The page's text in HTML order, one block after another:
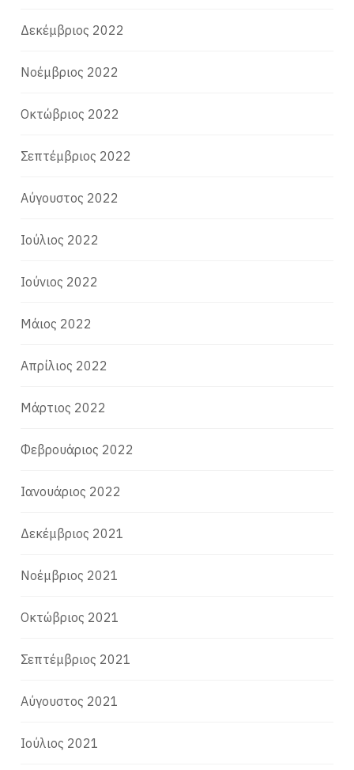
Δεκέμβριος 2022
Νοέμβριος 2022
Οκτώβριος 2022
Σεπτέμβριος 2022
Αύγουστος 2022
Ιούλιος 2022
Ιούνιος 2022
Μάιος 2022
Απρίλιος 2022
Μάρτιος 2022
Φεβρουάριος 2022
Ιανουάριος 2022
Δεκέμβριος 2021
Νοέμβριος 2021
Οκτώβριος 2021
Σεπτέμβριος 2021
Αύγουστος 2021
Ιούλιος 2021